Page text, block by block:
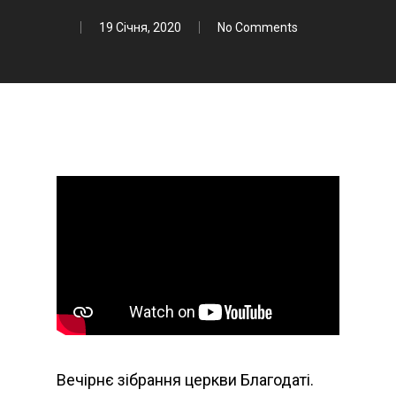
19 Січня, 2020 No Comments
Вечірнє зібрання церкви Благодаті.